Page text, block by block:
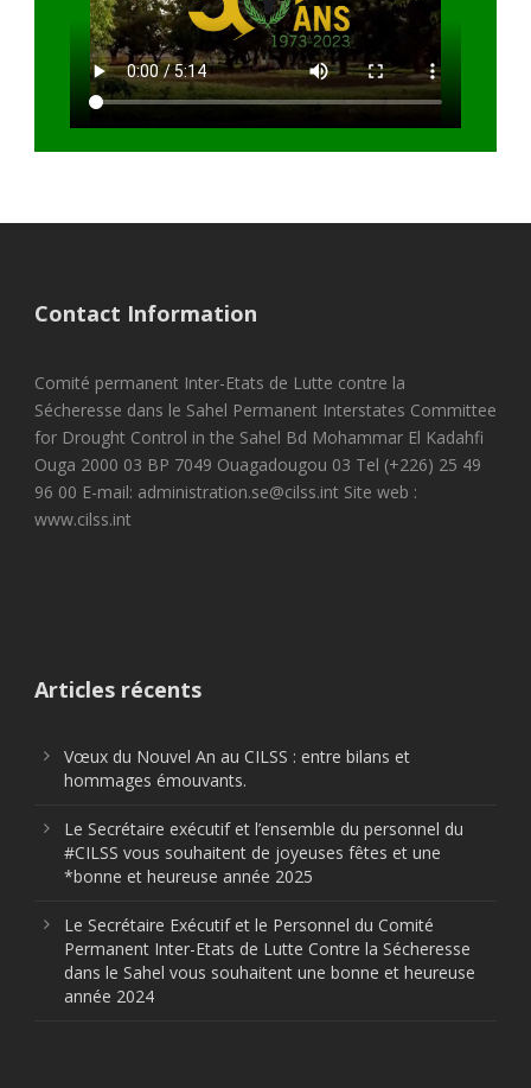
Contact Information
Comité permanent Inter-Etats de Lutte contre la
Sécheresse dans le Sahel Permanent Interstates Committee
for Drought Control in the Sahel Bd Mohammar El Kadahfi
Ouga 2000 03 BP 7049 Ouagadougou 03 Tel (+226) 25 49
96 00 E-mail: administration.se@cilss.int Site web :
www.cilss.int
Articles récents
Vœux du Nouvel An au CILSS : entre bilans et
hommages émouvants.
Le Secrétaire exécutif et l’ensemble du personnel du
#CILSS vous souhaitent de joyeuses fêtes et une
*bonne et heureuse année 2025
Le Secrétaire Exécutif et le Personnel du Comité
Permanent Inter-Etats de Lutte Contre la Sécheresse
dans le Sahel vous souhaitent une bonne et heureuse
année 2024